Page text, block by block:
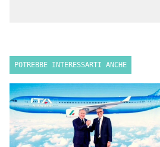
POTREBBE INTERESSARTI ANCHE